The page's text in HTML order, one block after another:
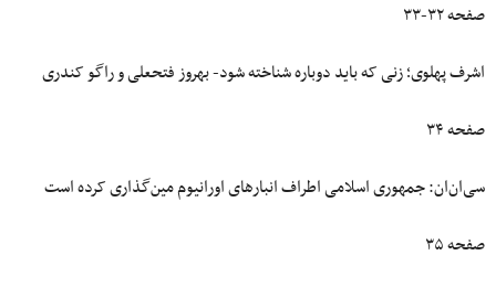
صفحه ۳۲-۳۳
اشرف پهلوی؛ زنی که باید دوباره شناخته شود- بهروز فتحعلی و راگو کندری
صفحه ۳۴
سی‌ان‌ان: جمهوری اسلامی اطراف انبارهای اورانیوم مین‌گذاری کرده است
صفحه ۳۵